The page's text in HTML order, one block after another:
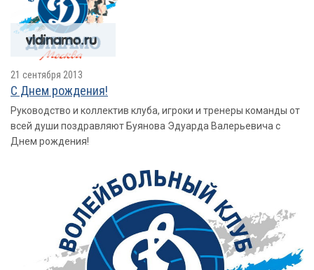
21 сентября 2013
С Днем рождения!
Руководство и коллектив клуба, игроки и тренеры команды от
всей души поздравляют Буянова Эдуарда Валерьевича с
Днем рождения!